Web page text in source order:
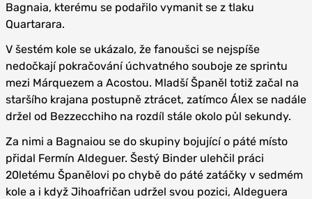
Bagnaia, kterému se podařilo vymanit se z tlaku
Quartarara.
V šestém kole se ukázalo, že fanoušci se nejspíše
nedočkají pokračování úchvatného souboje ze sprintu
mezi Márquezem a Acostou. Mladší Španěl totiž začal na
staršího krajana postupně ztrácet, zatímco Álex se nadále
držel od Bezzecchiho na rozdíl stále okolo půl sekundy.
Za nimi a Bagnaiou se do skupiny bojující o páté místo
přidal Fermín Aldeguer. Šestý Binder ulehčil práci
20letému Španělovi po chybě do páté zatáčky v sedmém
kole a i když Jihoafričan udržel svou pozici, Aldeguera